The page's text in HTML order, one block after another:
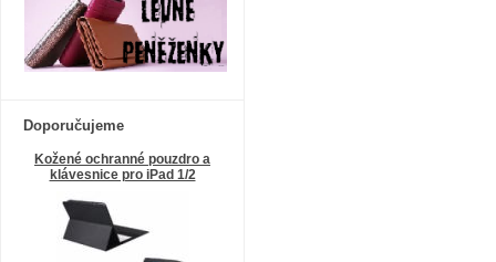
Doporučujeme
Kožené ochranné pouzdro a
klávesnice pro iPad 1/2